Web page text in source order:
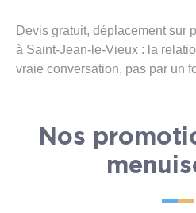
Devis gratuit, déplacement sur
à Saint-Jean-le-Vieux : la
vraie conversation, pas par un
Nos